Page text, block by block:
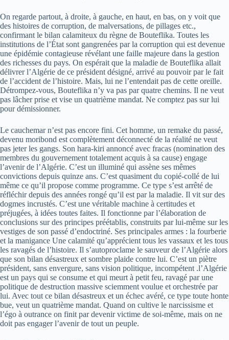
On regarde partout, à droite, à gauche, en haut, en bas, on y voit que
des histoires de corruption, de malversations, de pillages etc.,
confirmant le bilan calamiteux du règne de Bouteflika. Toutes les
institutions de l’État sont gangrenées par la corruption qui est devenue
une épidémie contagieuse révélant une faille majeure dans la gestion
des richesses du pays. On espérait que la maladie de Bouteflika allait
délivrer l’Algérie de ce président désigné, arrivé au pouvoir par le fait
de l’accident de l’histoire. Mais, lui ne l’entendait pas de cette oreille.
Détrompez-vous, Bouteflika n’y va pas par quatre chemins. Il ne veut
pas lâcher prise et vise un quatrième mandat. Ne comptez pas sur lui
pour démissionner.
Le cauchemar n’est pas encore fini. Cet homme, un remake du passé,
devenu moribond est complètement déconnecté de la réalité ne veut
pas jeter les gangs. Son hara-kiri annoncé avec fracas (nomination des
membres du gouvernement totalement acquis à sa cause) engage
l’avenir de l’Algérie. C’est un illuminé qui assène ses mêmes
convictions depuis quinze ans. C’est quasiment du copié-collé de lui
même ce qu’il propose comme programme. Ce type s’est arrêté de
réfléchir depuis des années rongé qu’il est par la maladie. Il vit sur des
dogmes incrustés. C’est une véritable machine à certitudes et
préjugées, à idées toutes faites. Il fonctionne par l’élaboration de
conclusions sur des principes préétablis, construits par lui-même sur les
vestiges de son passé d’endoctriné. Ses principales armes : la fourberie
et la manigance Une calamité qu’apprécient tous les vassaux et les tous
les ravagés de l’histoire. Il s’autoproclame le sauveur de l’Algérie alors
que son bilan désastreux et sombre plaide contre lui. C’est un piètre
président, sans envergure, sans vision politique, incompétent .l’Algérie
est un pays qui se consume et qui meurt à petit feu, ravagé par une
politique de destruction massive sciemment voulue et orchestrée par
lui. Avec tout ce bilan désastreux et un échec avéré, ce type toute honte
bue, veut un quatrième mandat. Quand on cultive le narcissisme et
l’égo à outrance on finit par devenir victime de soi-même, mais on ne
doit pas engager l’avenir de tout un peuple.